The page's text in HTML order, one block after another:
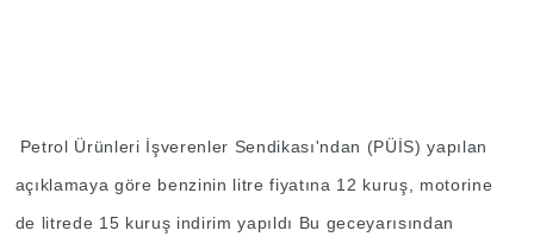
Petrol Ürünleri İşverenler Sendikası'ndan (PÜİS) yapılan
açıklamaya göre benzinin litre fiyatına 12 kuruş, motorine
de litrede 15 kuruş indirim yapıldı Bu geceyarısından